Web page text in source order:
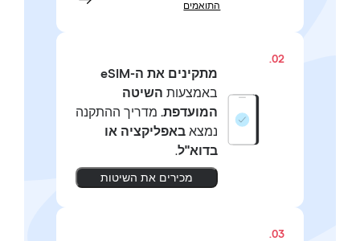
התואמים
מתקינים את ה-eSIM
באמצעותהשיטה
המועדפת.מדריך ההתקנה
באפליקציה או
בדוא"ל.
מכירים את השיטות